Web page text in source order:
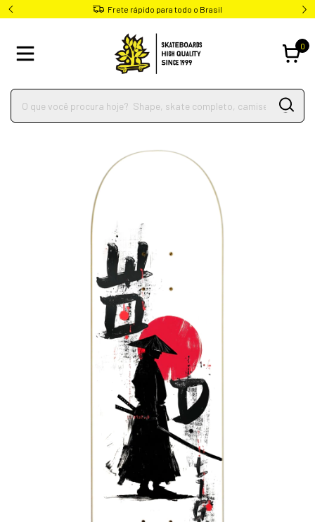
Frete rápido para todo o Brasil
0